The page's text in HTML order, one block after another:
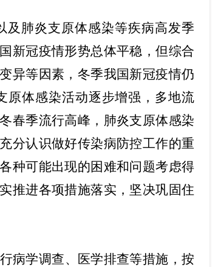
及肺炎支原体感染等疾病高发季
新冠疫情形势总体平稳，但综合
异等因素，冬季我国新冠疫情仍
原体感染活动逐步增强，多地流
春季流行高峰，肺炎支原体感染
分认识做好传染病防控工作的重
种可能出现的困难和问题考虑得
推进各项措施落实，坚决巩固住
病学调查、医学排查等措施，按